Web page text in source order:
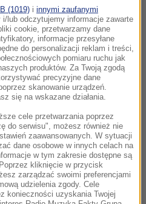
natężenie ruchu na
są przed wjazdem na
liczy ok. 10 km.
nowej, szerszej drogi.
miał być oddany do
tego fragmentu
się też w przeciwnym
Wracającym znad
(1019) i innymi zaufanymi
i/lub odczytujemy informacje zawarte
cookie, przetwarzamy dane
informacje przesyłane
do personalizacji reklam i treści,
pomiaru ruchu jak
produktów. Za Twoją zgodą
precyzyjne dane
skanowanie urządzeń.
się na wskazane działania.
cele przetwarzania poprzez
do serwisu", możesz również nie
zaawansowanych. W sytuacji
dane osobowe w innych celach na
w tym zakresie dostępne są
kliknięcie w przycisk
zarządzać swoimi preferencjami
udzielenia zgody. Cele
konieczności uzyskania Twojej